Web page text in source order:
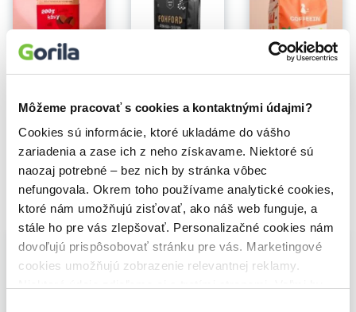
Môžeme pracovať s cookies a kontaktnými údajmi?
Cookies sú informácie, ktoré ukladáme do vášho
zariadenia a zase ich z neho získavame. Niektoré sú
naozaj potrebné – bez nich by stránka vôbec
nefungovala. Okrem toho používame analytické cookies,
ktoré nám umožňujú zisťovať, ako náš web funguje, a
stále ho pre vás zlepšovať. Personalizačné cookies nám
dovoľujú prispôsobovať stránku pre vás. Marketingové
cookies umožňujú zobrazenie relevantnej reklamy.
200g Lásky Foxford espresso blend 250g
Na sklade
Vybrané pre teba